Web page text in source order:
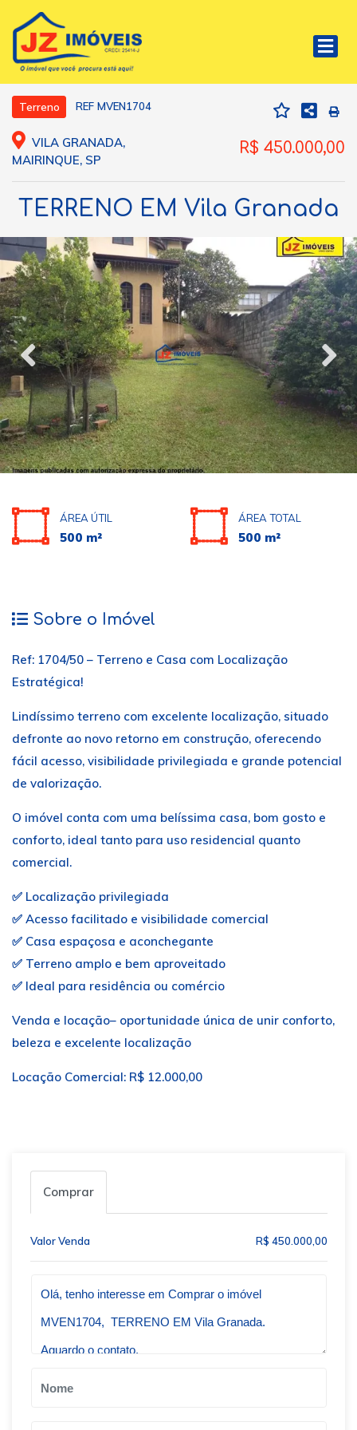
Terreno REF MVEN1704
VILA GRANADA,
MAIRINQUE, SP
R$ 450.000,00
TERRENO EM Vila Granada
ÁREA ÚTIL
500 m²
ÁREA TOTAL
500 m²
Sobre o Imóvel
Ref: 1704/50 – Terreno e Casa com Localização
Estratégica!
Lindíssimo terreno com excelente localização, situado
defronte ao novo retorno em construção, oferecendo
fácil acesso, visibilidade privilegiada e grande potencial
de valorização.
O imóvel conta com uma belíssima casa, bom gosto e
conforto, ideal tanto para uso residencial quanto
comercial.
✅ Localização privilegiada
✅ Acesso facilitado e visibilidade comercial
✅ Casa espaçosa e aconchegante
✅ Terreno amplo e bem aproveitado
✅ Ideal para residência ou comércio
Venda e locação– oportunidade única de unir conforto,
beleza e excelente localização
Locação Comercial: R$ 12.000,00
Comprar
Valor Venda R$ 450.000,00